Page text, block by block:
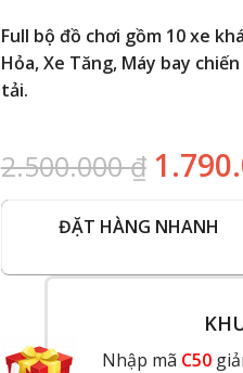
Full bộ đồ chơi gồm 10 xe
Hỏa, Xe Tăng, Máy bay
tải.
2.500.000₫
ĐẶT HÀNG NHANH
Nhập mã C50